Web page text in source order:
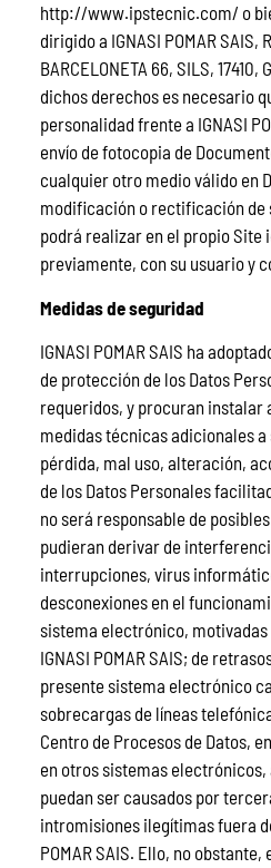
http://www.ipstecnic.com/ o
dirigido a IGNASI POMAR SAIS,
BARCELONETA 66, SILS,
dichos derechos es necesario
personalidad frente a IGNASI
envío de fotocopia de
cualquier otro medio válido en
modificación o rectificación de
podrá realizar en el propio Site
previamente, con su usuario y
Medidas de seguridad
IGNASI POMAR SAIS ha
de protección de los Datos
requeridos, y procuran instalar
medidas técnicas adicionales
pérdida, mal uso, alteración,
de los Datos Personales
no será responsable de
pudieran derivar de
interrupciones, virus
desconexiones en el
sistema electrónico, motivadas
IGNASI POMAR SAIS; de
presente sistema electrónico
sobrecargas de líneas
Centro de Procesos de Datos,
en otros sistemas electrónicos,
puedan ser causados por
intromisiones ilegítimas fuera
POMAR SAIS. Ello, no